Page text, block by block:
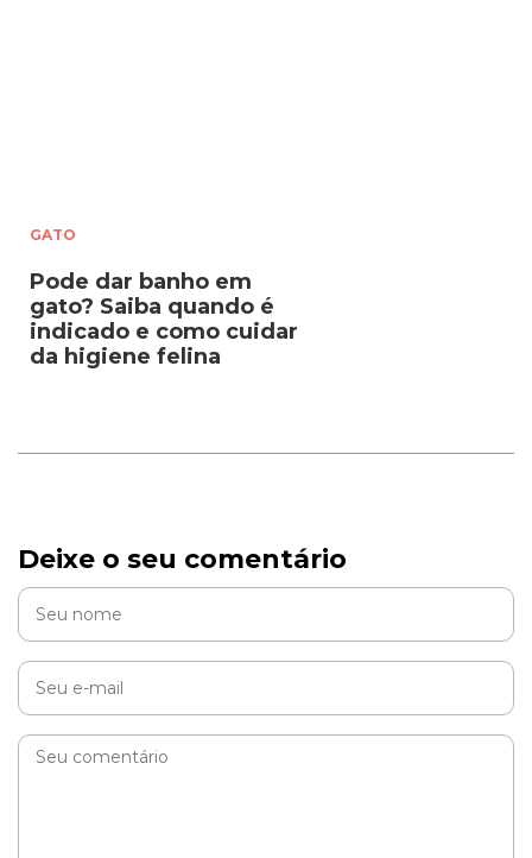
GATO
Pode dar banho em
gato? Saiba quando é
indicado e como cuidar
da higiene felina
Deixe o seu comentário